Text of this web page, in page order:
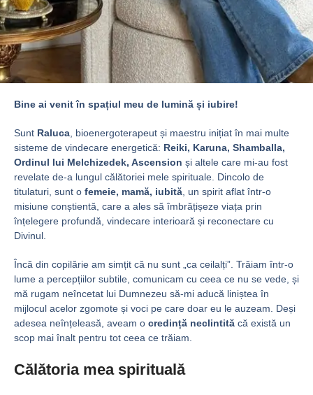
Bine ai venit în spațiul meu de lumină și iubire!
Sunt Raluca , bioenergoterapeut și maestru inițiat în mai multe
sisteme de vindecare energetică: Reiki, Karuna, Shamballa,
Ordinul lui Melchizedek, Ascension și altele care mi-au fost
revelate de-a lungul călătoriei mele spirituale. Dincolo de
titulaturi, sunt o femeie, mamă, iubită , un spirit aflat într-o
misiune conștientă, care a ales să îmbrățișeze viața prin
înțelegere profundă, vindecare interioară și reconectare cu
Divinul.
Încă din copilărie am simțit că nu sunt „ca ceilalți”. Trăiam într-o
lume a percepțiilor subtile, comunicam cu ceea ce nu se vede, și
mă rugam neîncetat lui Dumnezeu să-mi aducă liniștea în
mijlocul acelor zgomote și voci pe care doar eu le auzeam. Deși
adesea neînțeleasă, aveam o credință neclintită că există un
scop mai înalt pentru tot ceea ce trăiam.
Călătoria mea spirituală